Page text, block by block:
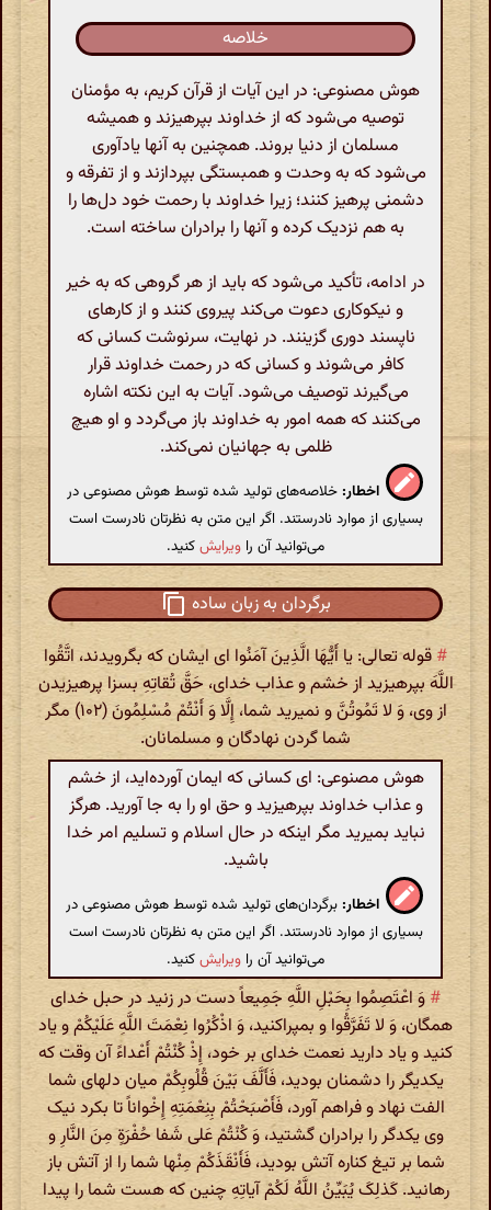
خلاصه
هوش مصنوعی: در این آیات از قرآن کریم، به مؤمنان
توصیه می‌شود که از خداوند بپرهیزند و همیشه
مسلمان از دنیا بروند. همچنین به آنها یادآوری
می‌شود که به وحدت و همبستگی بپردازند و از تفرقه و
دشمنی پرهیز کنند؛ زیرا خداوند با رحمت خود دل‌ها را
به هم نزدیک کرده و آنها را برادران ساخته است.
در ادامه، تأکید می‌شود که باید از هر گروهی که به خیر
و نیکوکاری دعوت می‌کند پیروی کنند و از کارهای
ناپسند دوری گزینند. در نهایت، سرنوشت کسانی که
کافر می‌شوند و کسانی که در رحمت خداوند قرار
می‌گیرند توصیف می‌شود. آیات به این نکته اشاره
می‌کنند که همه امور به خداوند باز می‌گردد و او هیچ
ظلمی به جهانیان نمی‌کند.
اخطار: خلاصه‌های تولید شده توسط هوش مصنوعی در
بسیاری از موارد نادرستند. اگر این متن به نظرتان نادرست است
می‌توانید آن را ویرایشکنید.
برگردان به زبان ساده
# قوله تعالی: یا أَیُّهَا الَّذِینَ آمَنُوا ای ایشان که بگرویدند، اتَّقُوا
اللَّهَ بپرهیزید از خشم و عذاب خدای، حَقَّ تُقاتِهِ بسزا پرهیزیدن
از وی، وَ لا تَمُوتُنَّ و نمیرید شما، إِلَّا وَ أَنْتُمْ مُسْلِمُونَ (۱۰۲) مگر
شما گردن نهادگان و مسلمانان.
هوش مصنوعی: ای کسانی که ایمان آورده‌اید، از خشم
و عذاب خداوند بپرهیزید و حق او را به جا آورید. هرگز
نباید بميرید مگر اینکه در حال اسلام و تسلیم امر خدا
باشید.
اخطار: برگردان‌های تولید شده توسط هوش مصنوعی در
بسیاری از موارد نادرستند. اگر این متن به نظرتان نادرست است
می‌توانید آن را ویرایشکنید.
# وَ اعْتَصِمُوا بِحَبْلِ اللَّهِ جَمِیعاً دست در زنید در حبل خدای
همگان، وَ لا تَفَرَّقُوا و بمپراکنید، وَ اذْکُرُوا نِعْمَتَ اللَّهِ عَلَیْکُمْ و یاد
کنید و یاد دارید نعمت خدای بر خود، إِذْ کُنْتُمْ أَعْداءً آن وقت که
یکدیگر را دشمنان بودید، فَأَلَّفَ بَیْنَ قُلُوبِکُمْ میان دلهای شما
الفت نهاد و فراهم آورد، فَأَصْبَحْتُمْ بِنِعْمَتِهِ إِخْواناً تا بکرد نیک
وی یکدگر را برادران گشتید، وَ کُنْتُمْ عَلی‌ شَفا حُفْرَةٍ مِنَ النَّارِ و
شما بر تیغ کناره آتش بودید، فَأَنْقَذَکُمْ مِنْها شما را از آتش باز
رهانید. کَذلِکَ یُبَیِّنُ اللَّهُ لَکُمْ آیاتِهِ چنین که هست شما را پیدا